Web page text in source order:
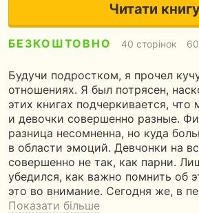
Читати
БЕЗКОШТОВНО 40 сторінок
Будучи подростком, я прочел
отношениях. Я был потрясен,
этих книгах подчеркивается, что
и девочки совершенно разные.
разница несомненна, но куда
в области эмоций. Девчонки на
совершенно не так, как парни.
убедился, как важно помнить об
это во внимание. Сегодня же, в
Показати більше